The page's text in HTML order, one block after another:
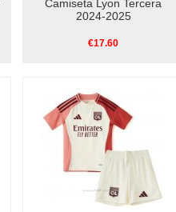
Camiseta Lyon Tercera
2024-2025
€17.60